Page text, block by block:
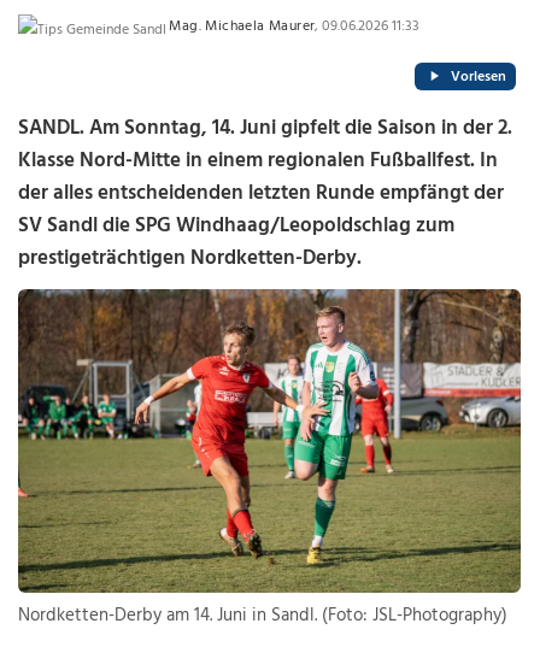
Mag. Michaela Maurer, 09.06.2026 11:33
Vorlesen
SANDL. Am Sonntag, 14. Juni gipfelt die Saison in der 2.
Klasse Nord-Mitte in einem regionalen Fußballfest. In
der alles entscheidenden letzten Runde empfängt der
SV Sandl die SPG Windhaag/Leopoldschlag zum
prestigeträchtigen Nordketten-Derby.
Nordketten-Derby am 14. Juni in Sandl. (Foto: JSL-Photography)